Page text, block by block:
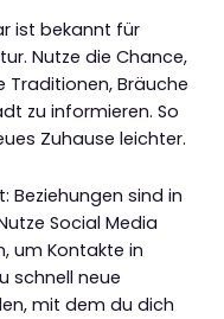
ist bekannt für
Nutze die Chance,
Traditionen, Bräuche
zu informieren. So
Zuhause leichter.
Beziehungen sind in
Social Media
um Kontakte in
schnell neue
mit dem du dich